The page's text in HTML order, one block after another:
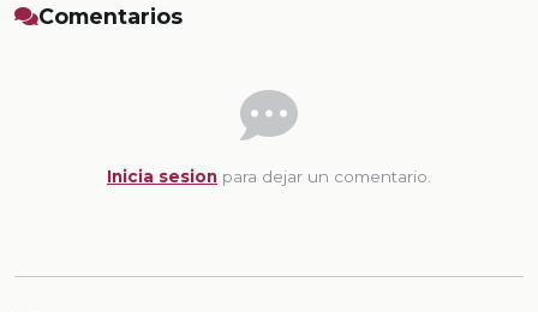
Comentarios
Inicia sesion para dejar un comentario.